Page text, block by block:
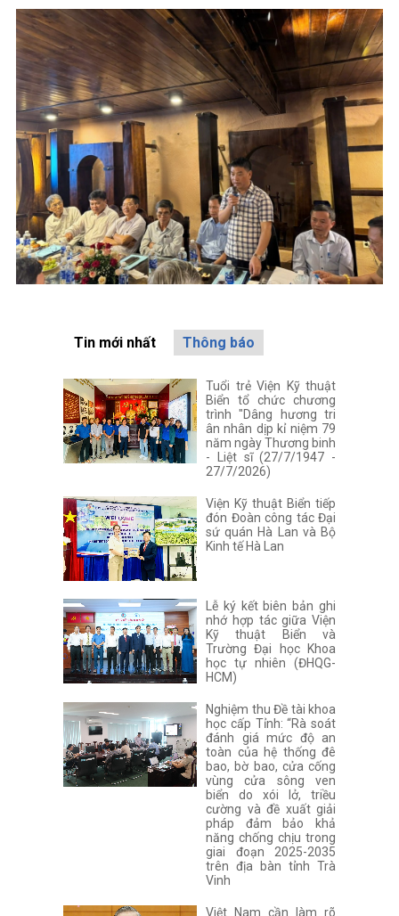
Tin mới nhất Thông báo
Tuổi trẻ Viện Kỹ thuật
Biển tổ chức chương
trình "Dâng hương tri
ân nhân dịp kỉ niệm 79
năm ngày Thương binh
- Liệt sĩ (27/7/1947 -
27/7/2026)
Viện Kỹ thuật Biển tiếp
đón Đoàn công tác Đại
sứ quán Hà Lan và Bộ
Kinh tế Hà Lan
Lễ ký kết biên bản ghi
nhớ hợp tác giữa Viện
Kỹ thuật Biển và
Trường Đại học Khoa
học tự nhiên (ĐHQG-
HCM)
Nghiệm thu Đề tài khoa
học cấp Tỉnh: “Rà soát
đánh giá mức độ an
toàn của hệ thống đê
bao, bờ bao, cửa cống
vùng cửa sông ven
biển do xói lở, triều
cường và đề xuất giải
pháp đảm bảo khả
năng chống chịu trong
giai đoạn 2025-2035
trên địa bàn tỉnh Trà
Vinh
Việt Nam cần làm rõ